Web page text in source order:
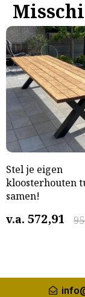
Stel je eigen
kloosterhouten
samen!
v.a. 572,91